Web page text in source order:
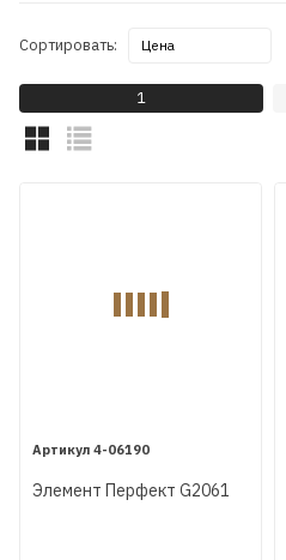
Сортировать:
1
4-06190
Элемент Перфект G2061